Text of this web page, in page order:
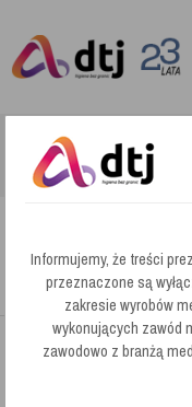
Royal Calcid pH Minus
kąpielowych
Royal Calcid pH
obniżania pH
Informujemy, że treści
przeznaczone są
zakresie wyrobów
wykonujących zawód
zawodowo z branżą